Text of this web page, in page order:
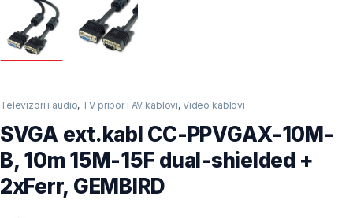
Televizori i audio, TV pribor i AV kablovi, Video kablovi
SVGA ext.kabl CC-PPVGAX-10M-
B, 10m 15M-15F dual-shielded +
2xFerr, GEMBIRD